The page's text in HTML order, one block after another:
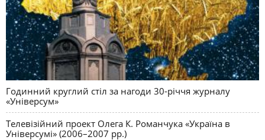
Годинний круглий стіл за нагоди 30-річчя журналу
«Універсум»
Телевізійний проект Олега К. Романчука «Україна в
Універсумі» (2006–2007 рр.)